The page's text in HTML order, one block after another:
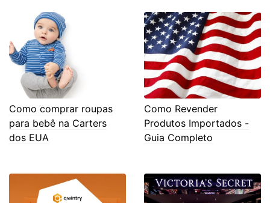
Como comprar roupas
para bebê na Carters
dos EUA
Como Revender
Produtos Importados -
Guia Completo